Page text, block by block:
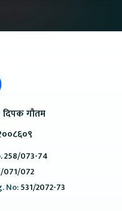
दिपक गौतम
258/073-74
071/072
No:531/2072-73